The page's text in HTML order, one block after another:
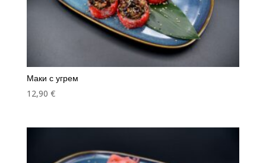
Маки с угрем
12,90€